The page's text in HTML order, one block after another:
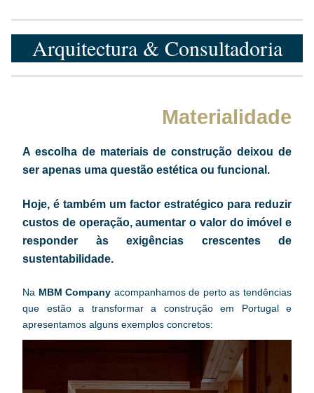
Arquitectura & Consultadoria
Materialidade
A escolha de materiais de construção deixou de
ser apenas uma questão estética ou funcional.
Hoje, é também um factor estratégico para reduzir
custos de operação, aumentar o valor do imóvel e
responder às exigências crescentes de
sustentabilidade.
Na MBM Company acompanhamos de perto as tendências
que estão a transformar a construção em Portugal e
apresentamos alguns exemplos concretos: